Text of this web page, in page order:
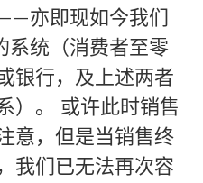
亦即现如今我们
系统（消费者至零
银行，及上述两者
）。 或许此时销售
意，但是当销售终
我们已无法再次容